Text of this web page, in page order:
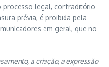
processo legal, contraditório
prévia, é proibida pela
em geral, que no
a criação, a expressão